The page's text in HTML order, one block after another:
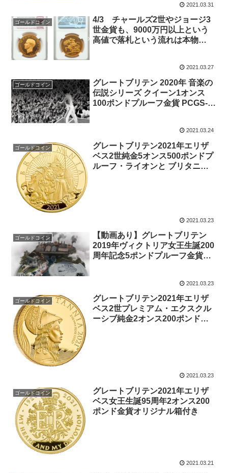
2021.03.31
ゴールドコイン
4/3 チャールズ2世やジョージ3
世金貨も、9000万円以上という
高値で落札という流れは本物
2021.03.27
ゴールドコイン
グレートブリテン 2020年 音楽の
伝説シリーズ クイーン1オンス
100ポンドプルーフ金貨 PCGS-
2021.03.24
ゴールドコイン
グレートブリテン2021年エリザ
ベス2世純金5オンス500ポンドプ
ルーフ・ライオンと ブリタニア
2021.03.23
ゴールドコイン
【動画あり】グレートブリテン
2019年ヴィクトリア女王生誕200
周年記念5ポンドプルーフ金貨
2021.03.23
ゴールドコイン
グレートブリテン2021年エリザ
ベス2世プレミアム・エクスクル
ーシブ純金2オンス200ポンドプ
2021.03.23
ゴールドコイン
グレートブリテン2021年エリザ
ベス女王生誕95周年2オンス200
ポンド金貨オリジナル箱付き
2021.03.21